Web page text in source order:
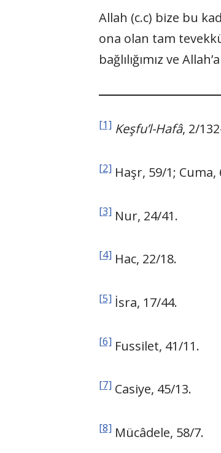
Allah (c.c) bize bu
ona olan tam
bağlılığımız ve
[1] Keşfu’l-Hafâ, 2/
[2] Haşr, 59/1;
[3] Nur, 24/41.
[4] Hac, 22/18.
[5] İsra, 17/44.
[6] Fussilet, 41/11.
[7] Casiye, 45/13.
[8] Mücâdele, 58/7.